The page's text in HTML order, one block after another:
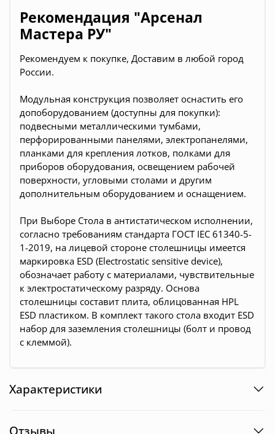
Рекомендация "Арсенал
Мастера РУ"
Рекомендуем к покупке, Доставим в любой город
России.
Модульная конструкция позволяет оснастить его
допоборудованием (доступны для покупки):
подвесными металлическими тумбами,
перфорированными панелями, электропанелями,
планками для крепления лотков, полками для
приборов оборудования, освещением рабочей
поверхности, угловыми столами и другим
дополнительным оборудованием и оснащением.
При Выборе Стола в антистатическом исполнении,
согласно требованиям стандарта ГОСТ IEC 61340-5-
1-2019, на лицевой стороне столешницы имеется
маркировка ESD (Electrostatic sensitive device),
обозначает работу с материалами, чувствительные
к электростатическому разряду. Основа
столешницы составит плита, облицованная HPL
ESD пластиком. В комплект такого стола входит ESD
набор для заземления столешницы (болт и провод
с клеммой).
Характеристики
Отзывы